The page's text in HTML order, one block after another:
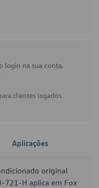
login na sua conta.
clientes logados.
Aplicações
original
721-H aplica em Fox